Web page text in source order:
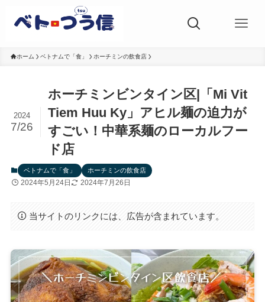
ホーム ベトナムで「食」 ホーチミンの飲食店
ホーチミンビンタイン区|「Mi Vit
Tiem Huu Ky」アヒル麺の迫力が
すごい！中華系麺のローカルフー
ド店
2024
7/26
ベトナムで「食」 ホーチミンの飲食店
2024年5月24日 2024年7月26日
当サイトのリンクには、広告が含まれています。